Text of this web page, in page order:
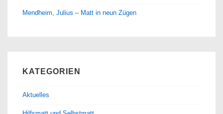
Mendheim, Julius – Matt in neun Zügen
KATEGORIEN
Aktuelles